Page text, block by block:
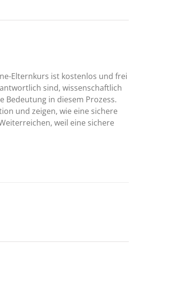
Elternkurs ist kostenlos und frei
sind, wissenschaftlich
Bedeutung in diesem Prozess.
und zeigen, wie eine sichere
weil eine sichere